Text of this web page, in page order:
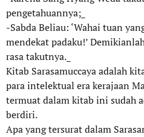
pengetahuannya;_
-Sabda Beliau: ‘Wahai tuan
mendekat padaku!’
rasa takutnya._
Kitab Sarasamuccaya adalah
para intelektual era kerajaan
termuat dalam kitab ini sudah
berdiri.
Apa yang tersurat dalam